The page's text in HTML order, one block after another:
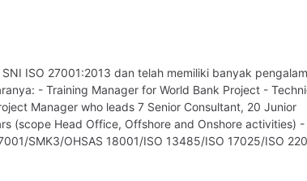
ISO 27001:2013 dan telah memiliki banyak
- Training Manager for World Bank Project -
Manager who leads 7 Senior Consultant, 20 Junior
(scope Head Office, Offshore and Onshore activities) -
SMK3/OHSAS 18001/ISO 13485/ISO 17025/ISO